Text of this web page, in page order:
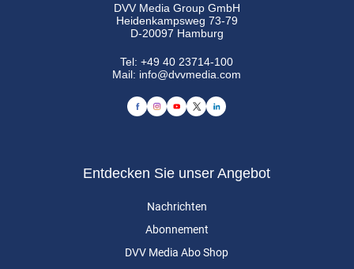
DVV Media Group GmbH
Heidenkampsweg 73-79
D-20097 Hamburg
Tel:+49 40 23714-100
Mail: info@dvvmedia.com
Entdecken Sie unser Angebot
Nachrichten
Abonnement
DVV Media Abo Shop